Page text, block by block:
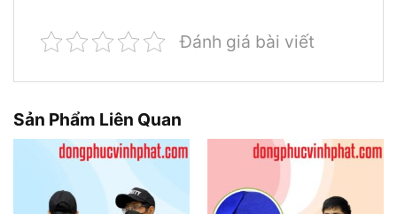
Đánh giá bài viết
Sản Phẩm Liên Quan